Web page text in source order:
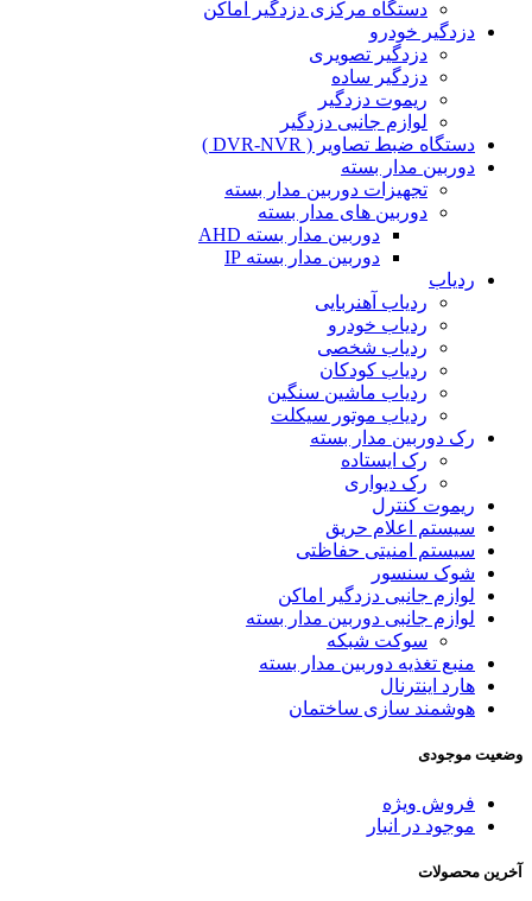
دستگاه مرکزی دزدگیر اماکن
دزدگیر خودرو
دزدگیر تصویری
دزدگیر ساده
ریموت دزدگیر
لوازم جانبی دزدگیر
دستگاه ضبط تصاویر ( DVR-NVR )
دوربین مدار بسته
تجهیزات دوربین مدار بسته
دوربین های مدار بسته
دوربین مدار بسته AHD
دوربین مدار بسته IP
ردیاب
ردیاب آهنربایی
ردیاب خودرو
ردیاب شخصی
ردیاب کودکان
ردیاب ماشین سنگین
ردیاب موتور سیکلت
رک دوربین مدار بسته
رک ایستاده
رک دیواری
ریموت کنترل
سیستم اعلام حریق
سیستم امنیتی حفاظتی
شوک سنسور
لوازم جانبی دزدگیر اماکن
لوازم جانبی دوربین مدار بسته
سوکت شبکه
منبع تغذیه دوربین مدار بسته
هارد اینترنال
هوشمند سازی ساختمان
وضعیت موجودی
فروش ویژه
موجود در انبار
آخرین محصولات